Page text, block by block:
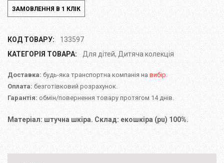
КОД ТОВАРУ:
133597
КАТЕГОРІЯ ТОВАРА:
Для дітей, Дитяча колекція
Доставка: будь-яка транспортна компанія на вибір.
Оплата: безготівковий розрахунок.
Гарантія: обмін/повернення товару протягом 14 днів.
Матеріал: штучна шкіра. Склад: екошкіра (pu) 100%.